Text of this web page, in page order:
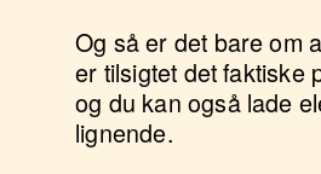
Og så er det bare om
er tilsigtet det faktiske
og du kan også lade
lignende.